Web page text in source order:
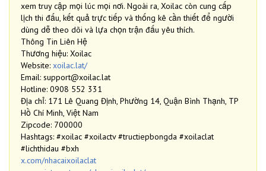
xem truy cập mọi lúc mọi nơi. Ngoài ra, Xoilac còn cung cấp
lịch thi đấu, kết quả trực tiếp và thống kê cần thiết để người
dùng dễ theo dõi và lựa chọn trận đấu yêu thích.
Thông Tin Liên Hệ
Thương hiệu: Xoilac
Website: xoilac.lat/
Email: support@xoilac.lat
Hotline: 0908 552 331
Địa chỉ: 171 Lê Quang Định, Phường 14, Quận Bình Thạnh, TP
Hồ Chí Minh, Việt Nam
Zipcode: 700000
Hashtags: #xoilac #xoilactv #tructiepbongda #xoilaclat
#lichthidau #bxh
x.com/nhacaixoilaclat